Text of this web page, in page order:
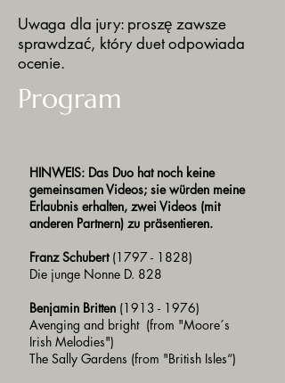
Uwaga dla jury: proszę zawsze
sprawdzać, który duet odpowiada
ocenie.
Program
HINWEIS: Das Duo hat noch keine
gemeinsamen Videos; sie würden meine
Erlaubnis erhalten, zwei Videos (mit
anderen Partnern) zu präsentieren.
Franz Schubert (1797 - 1828)
Die junge Nonne D. 828
Benjamin Britten (1913 - 1976)
Avenging and bright (from "Moore´s
Irish Melodies")
The Sally Gardens (from "British Isles“)